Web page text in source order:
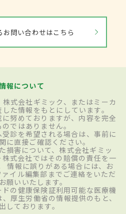
お問い合わせはこちら
報について
式会社ギミック、またはミーカ
た情報をもとにしています。
努めておりますが、内容を完全
ではありません。
診を希望される場合は、事前に
に直接ご確認ください。
損害について、株式会社ギミッ
式会社ではその賠償の責任を一
情報に誤りがある場合には、お
イル編集部までご連絡をいただ
願いいたします。
の健康保険証利用可能な医療機
厚生労働省の情報提供のもと、
しております。